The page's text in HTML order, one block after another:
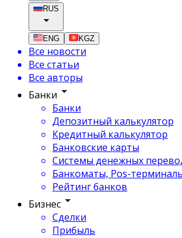
RUS
ENG KGZ
Все новости
Все статьи
Все авторы
Банки
Банки
Депозитный калькулятор
Кредитный калькулятор
Банковские карты
Системы денежных
Банкоматы, Pos-
Рейтинг банков
Бизнес
Сделки
Прибыль